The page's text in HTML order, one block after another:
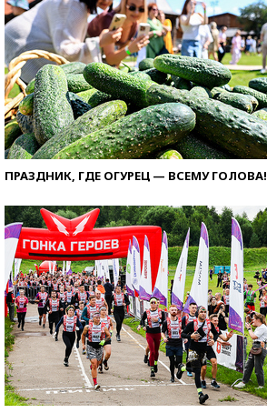
ПРАЗДНИК, ГДЕ ОГУРЕЦ — ВСЕМУ ГОЛОВА!